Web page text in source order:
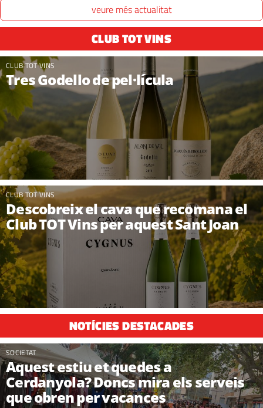
veure més actualitat
CLUB TOT VINS
CLUB TOT VINS
Tres Godello de pel·lícula
CLUB TOT VINS
Descobreix el cava que recomana el
Club TOT Vins per aquest Sant Joan
NOTÍCIES DESTACADES
SOCIETAT
Aquest estiu et quedes a
Cerdanyola? Doncs mira els serveis
que obren per vacances